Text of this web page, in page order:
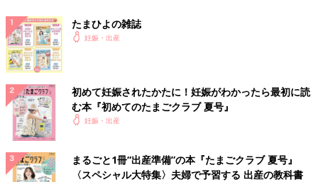
莉子（りこ）
【名前の由来】
女の子の可愛らしさ、明るさ、親しみやすさ
【こだわりポイント】
私自身が漢字だけだと、男の子に間違われる事がある名前で子供
には女の子らしい名前を付けたかったのと、"子"を入れたかった
だわりました
たまひよの雑誌
妊娠・出産
初めて妊娠されたかたに！妊娠がわかったら最初に読
む本『初めてのたまごクラブ 夏号』
妊娠・出産
まるごと1冊“出産準備”の本『たまごクラブ 夏号』
〈スペシャル大特集〉夫婦で予習する 出産の教科書